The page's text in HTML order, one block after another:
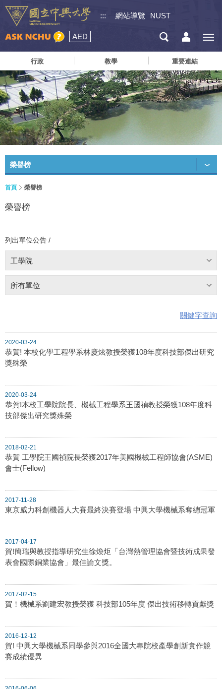
::: 網站導覽 NUST
AED
行政 教學 重要連結
榮譽榜
首頁 榮譽榜
榮譽榜
列出單位公告 /
工學院
所有單位
關鍵字查詢
2020-03-24
恭賀! 本校化學工程學系林慶炫教授榮獲108年度科技部傑出研究
獎殊榮
2020-03-24
恭賀!本校工學院院長、機械工程學系王國禎教授榮獲108年度科
技部傑出研究獎殊榮
2018-02-21
恭賀 工學院王國禎院長榮獲2017年美國機械工程師協會(ASME)
會士(Fellow)
2017-11-28
東京威力科創機器人大賽最終決賽登場 中興大學機械系奪總冠軍
2017-04-17
賀!簡瑞與教授指導研究生徐煥炬「台灣熱管理協會暨技術成果發
表會國際銅業協會」最佳論文獎。
2017-02-15
賀！機械系劉建宏教授榮獲 科技部105年度 傑出技術移轉貢獻獎
2016-12-12
賀! 中興大學機械系同學參與2016全國大專院校產學創新實作競
賽成績優異